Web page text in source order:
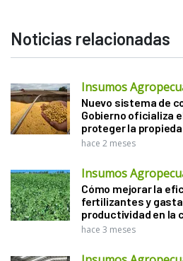
Noticias relacionadas
Insumos
Nuevo sistema de
Gobierno oficializa
proteger la
hace 2 meses
Insumos
Cómo mejorar la
fertilizantes y
productividad en la
hace 3 meses